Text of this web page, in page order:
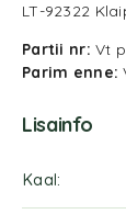
LT-92322
Partii nr: Vt
Parim enne:
Lisainfo
Kaal